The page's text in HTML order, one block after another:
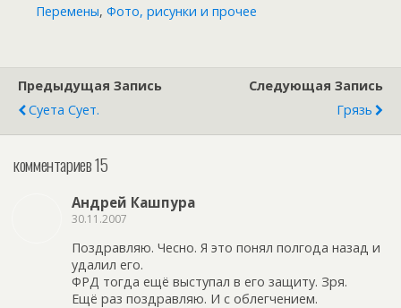
Перемены, Фото, рисунки и прочее
Предыдущая Запись
Суета Сует.
Следующая Запись
Грязь
комментариев 15
Андрей Кашпура
30.11.2007
Поздравляю. Чесно. Я это понял полгода назад и
удалил его.
ФРД тогда ещё выступал в его защиту. Зря.
Ещё раз поздравляю. И с облегчением.